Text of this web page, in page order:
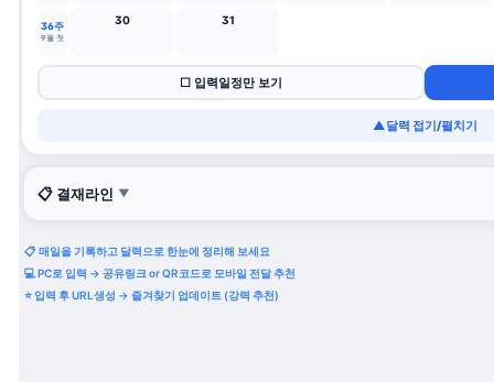
36주
9월 첫
30 31
☐ 입력일정만 보기
▲달력 접기/펼치기
📋 결재라인 ▼
📋 매일을 기록하고 달력으로 한눈에 정리해 보세요
💻 PC로 입력 → 공유링크 or QR코드로 모바일 전달 추천
⭐ 입력 후 URL생성 → 즐겨찾기 업데이트 (강력 추천)